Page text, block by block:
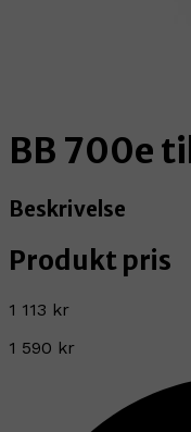
BB 700e
Beskrivelse
Produkt pris
1 113 kr
1 590 kr